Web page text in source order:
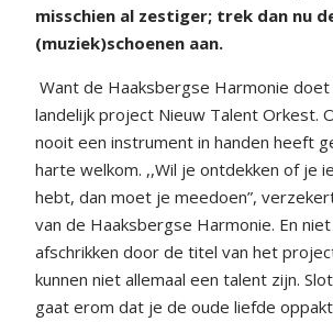
misschien al zestiger; trek dan nu
(muziek)schoenen aan.
Want de Haaksbergse Harmonie
landelijk project Nieuw Talent Orkest.
nooit een instrument in handen heeft
harte welkom. ,,Wil je ontdekken of je
hebt, dan moet je meedoen”,
van de Haaksbergse Harmonie. En
afschrikken door de titel van het
kunnen niet allemaal een talent zijn.
gaat erom dat je de oude liefde